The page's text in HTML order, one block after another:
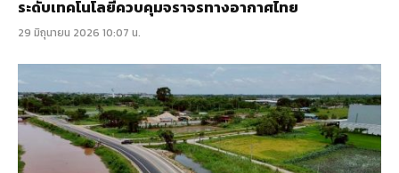
ระดับเทคโนโลยีควบคุมจราจรทางอากาศไทย
29 มิถุนายน 2026 10:07 น.